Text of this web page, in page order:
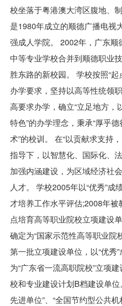
校坐落于粤港澳大湾区腹地、
是1980年成立的顺德广播电视
强成人学院。 2002年，广东
中等专业学校合并到顺德职业
胜东路的新校园。 学校按照“
办学要求，坚持以高等性统领
高要求办学，确立“立足地方，
特色”的办学理念，秉承“厚乎
术”的校训。 在“以贡献求支持
指导下，以智慧化、国际化、
加强内涵建设，为区域经济社
人才。 学校2005年以“优秀”成
才培养工作水平评估;2008年
点培育高等职业院校立项建设
确定为“国家示范性高等职业院
第一批立项建设单位，以“优秀
为“广东省一流高职院校”立项
校和专业建设计划B档建设单
先进单位”、“全国节约型公共